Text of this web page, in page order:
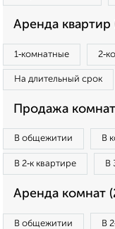
Аренда квартир
1‑комнатные
На длительный срок
Продажа
В общежитии В
В 2‑к квартире В
Аренда комнат
В общежитии В